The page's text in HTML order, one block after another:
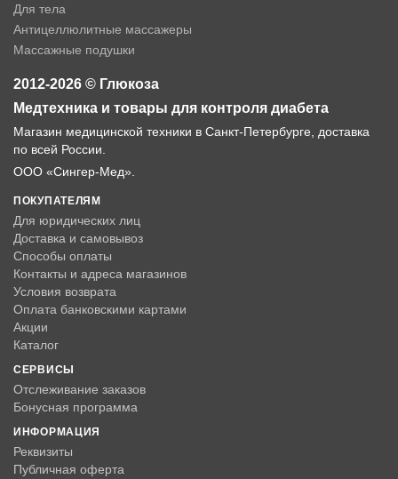
Для тела
Антицеллюлитные массажеры
Массажные подушки
2012-2026 © Глюкоза
Медтехника и товары для контроля диабета
Магазин медицинской техники в Санкт-Петербурге, доставка
по всей России.
ООО «Сингер-Мед».
ПОКУПАТЕЛЯМ
Для юридических лиц
Доставка и самовывоз
Способы оплаты
Контакты и адреса магазинов
Условия возврата
Оплата банковскими картами
Акции
Каталог
СЕРВИСЫ
Отслеживание заказов
Бонусная программа
ИНФОРМАЦИЯ
Реквизиты
Публичная оферта